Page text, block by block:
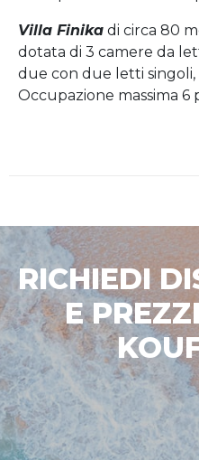
Villa Finika di circa 80
dotata di 3 camere da
due con due letti
Occupazione massima 6
RICHIEDI
E